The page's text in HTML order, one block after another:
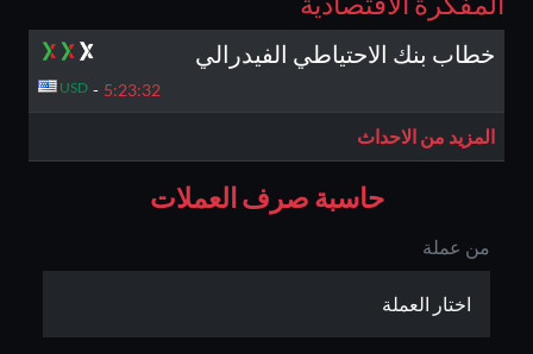
خطاب بنك الاحتياطي الفيدرالي
5:23:32
-
USD
المزيد من الاحداث
حاسبة صرف العملات
من عملة